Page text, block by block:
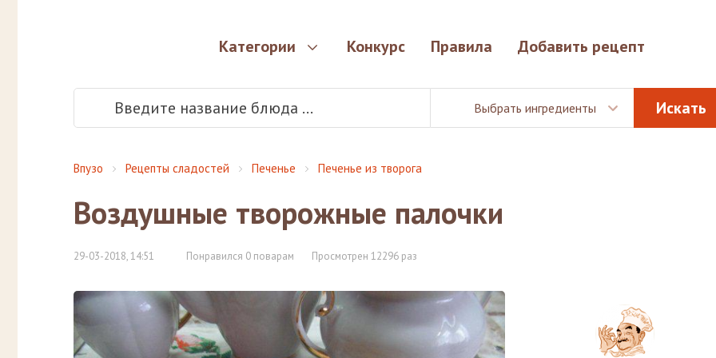
Категории Конкурс Правила Добавить рецепт
Выбрать ингредиенты
Впузо Рецепты сладостей Печенье Печенье из творога
Воздушные творожные палочки
29-03-2018, 14:51 Понравился 0 поварам Просмотрен 12296 раз